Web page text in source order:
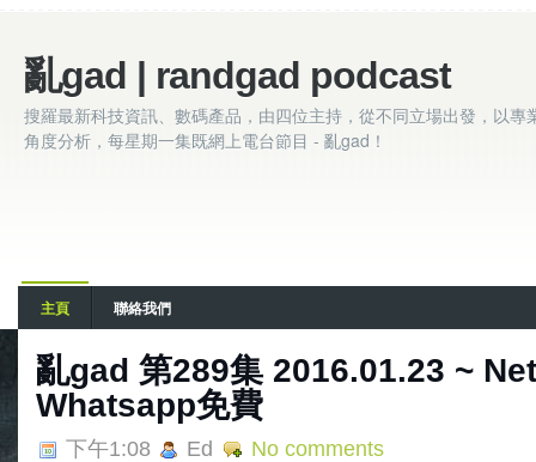
亂gad | randgad podcast
搜羅最新科技資訊、數碼產品，由四位主持，從不同立場出發，以專
角度分析，每星期一集既網上電台節目 - 亂gad！
主頁 聯絡我們
亂gad 第289集 2016.01.23 ~
Whatsapp免費
下午1:08 Ed No comments